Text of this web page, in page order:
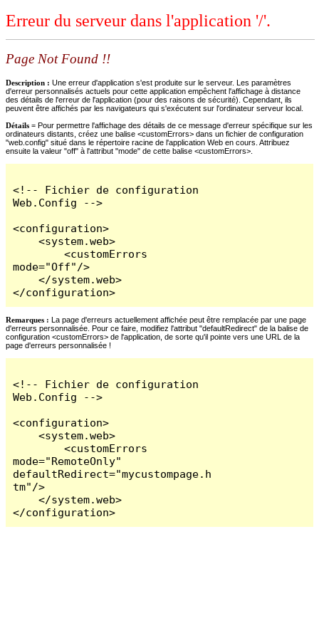
Erreur du serveur dans l'application '/'.
Page Not Found !!
Description : Une erreur d'application s'est produite sur le serveur. Les paramètres
d'erreur personnalisés actuels pour cette application empêchent l'affichage à distance
des détails de l'erreur de l'application (pour des raisons de sécurité). Cependant, ils
peuvent être affichés par les navigateurs qui s'exécutent sur l'ordinateur serveur local.
Détails = Pour permettre l'affichage des détails de ce message d'erreur spécifique sur les
ordinateurs distants, créez une balise <customErrors> dans un fichier de configuration
"web.config" situé dans le répertoire racine de l'application Web en cours. Attribuez
ensuite la valeur "off" à l'attribut "mode" de cette balise <customErrors>.
<!-- Fichier de configuration
Web.Config -->
<configuration>
    <system.web>
        <customErrors
mode="Off"/>
    </system.web>
</configuration>
Remarques : La page d'erreurs actuellement affichée peut être remplacée par une page
d'erreurs personnalisée. Pour ce faire, modifiez l'attribut "defaultRedirect" de la balise de
configuration <customErrors> de l'application, de sorte qu'il pointe vers une URL de la
page d'erreurs personnalisée !
<!-- Fichier de configuration
Web.Config -->
<configuration>
    <system.web>
        <customErrors
mode="RemoteOnly"
defaultRedirect="mycustompage.h
tm"/>
    </system.web>
</configuration>